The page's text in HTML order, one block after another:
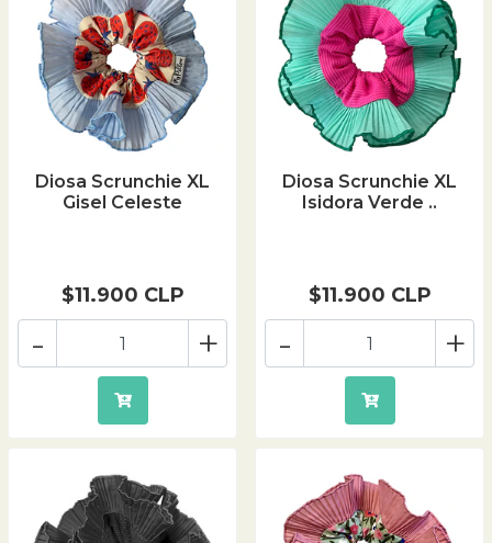
Diosa Scrunchie XL
Gisel Celeste
$11.900 CLP
+
-
Diosa Scrunchie XL
Isidora Verde ..
$11.900 CLP
+
-